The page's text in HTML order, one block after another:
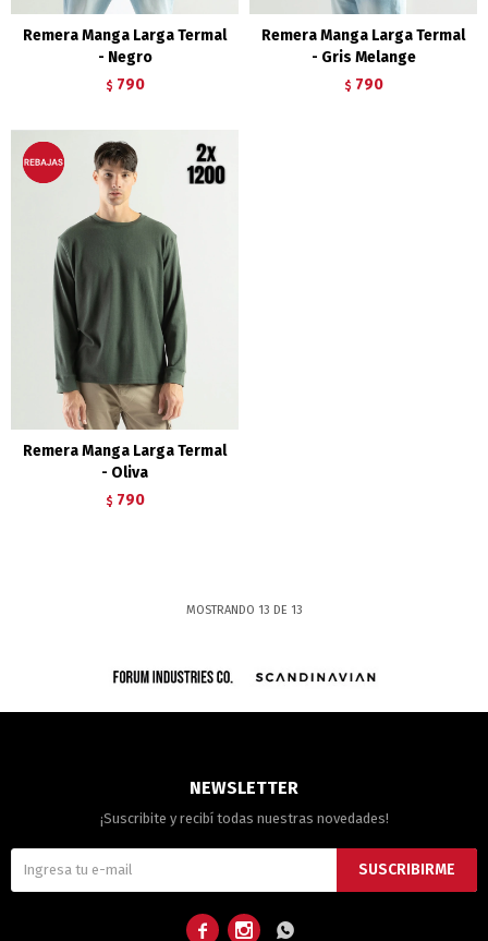
Remera Manga Larga Termal
- Negro
$ 790
Remera Manga Larga Termal
- Gris Melange
$ 790
Remera Manga Larga Termal
- Oliva
$ 790
MOSTRANDO 13 DE 13
NEWSLETTER
¡Suscribite y recibí todas nuestras novedades!
SUSCRIBIRME
  